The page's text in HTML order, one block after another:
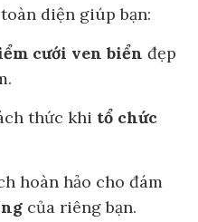
diện giúp bạn:
cưới ven biển đẹp
thức khi tổ chức
hoàn hảo cho đám
của riêng bạn.